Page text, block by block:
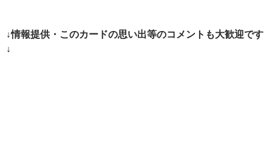
ー
シ
↓情報提供・このカードの思い出等のコメントも大歓迎です
↓